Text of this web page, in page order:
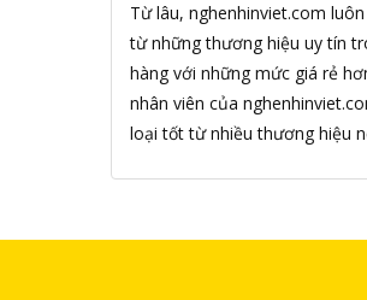
AMAZON
AmazonBasics
AMD
Ami
Amkov
AMP
AMPED WIRELESS
Từ lâu, nghenhinviet.com
từ những thương hiệu uy tín
hàng với những mức giá rẻ
nhân viên của
loại tốt từ nhiều thương hiệu